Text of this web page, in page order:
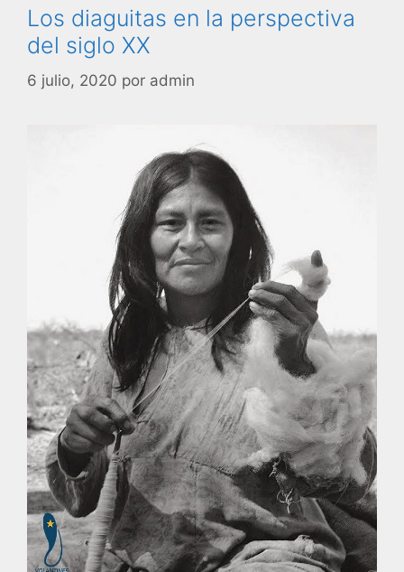
Los diaguitas en la perspectiva
del siglo XX
6 julio, 2020 por admin